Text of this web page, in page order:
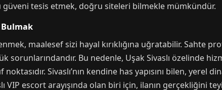
güveni tesis etmek, doğru siteleri bilmekle mümkündür.
maalesef sizi hayal kırıklığına uğratabilir. Sahte
sorunlarındandır. Bu nedenle, Uşak Sivaslı özelinde
Sivaslı’nın kendine has yapısını bilen, yerel
VIP escort arayışında olan biri için, ilanın gerçekliğini